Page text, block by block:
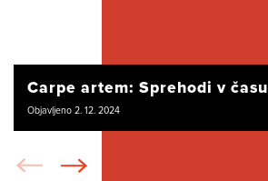
Carpe artem: Sprehodi v času
Objavljeno 2. 12. 2024